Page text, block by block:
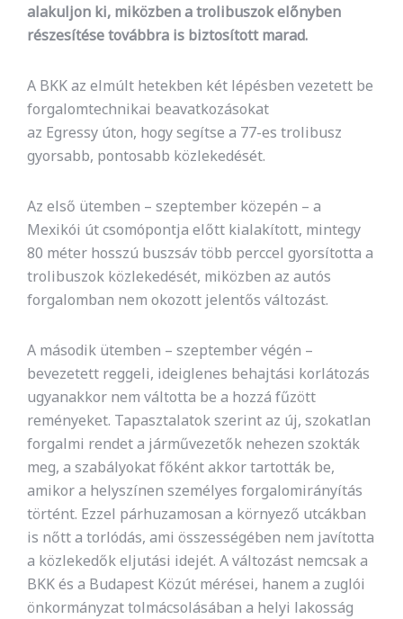
alakuljon ki, miközben a trolibuszok előnyben
részesítése továbbra is biztosított marad.
A BKK az elmúlt hetekben két lépésben vezetett be
forgalomtechnikai beavatkozásokat
az Egressy úton, hogy segítse a 77-es trolibusz
gyorsabb, pontosabb közlekedését.
Az első ütemben – szeptember közepén – a
Mexikói út csomópontja előtt kialakított, mintegy
80 méter hosszú buszsáv több perccel gyorsította a
trolibuszok közlekedését, miközben az autós
forgalomban nem okozott jelentős változást.
A második ütemben – szeptember végén –
bevezetett reggeli, ideiglenes behajtási korlátozás
ugyanakkor nem váltotta be a hozzá fűzött
reményeket. Tapasztalatok szerint az új, szokatlan
forgalmi rendet a járművezetők nehezen szokták
meg, a szabályokat főként akkor tartották be,
amikor a helyszínen személyes forgalomirányítás
történt. Ezzel párhuzamosan a környező utcákban
is nőtt a torlódás, ami összességében nem javította
a közlekedők eljutási idejét. A változást nemcsak a
BKK és a Budapest Közút mérései, hanem a zuglói
önkormányzat tolmácsolásában a helyi lakosság